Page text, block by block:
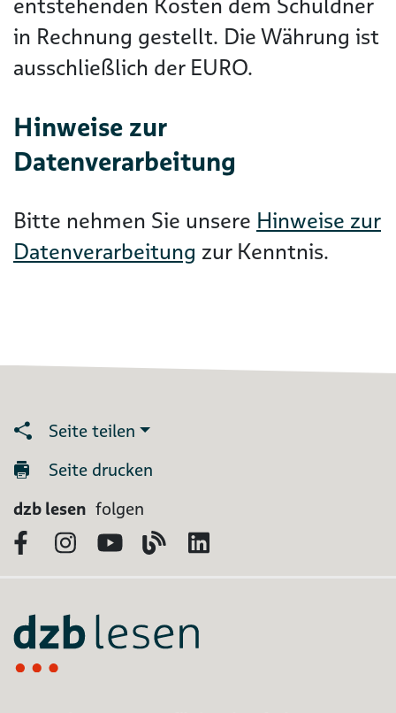
in Rechnung gestellt. Die Währung ist
ausschließlich der EURO.
Hinweise zur
Datenverarbeitung
Bitte nehmen Sie unsere Hinweise zur
Datenverarbeitung zur Kenntnis.
Seite teilen
Seite drucken
dzb lesen folgen
FacebookInstagram
YouTubeBlog